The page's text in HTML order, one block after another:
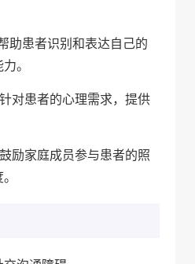
助患者识别和表达自己的
。
对患者的心理需求，提供
励家庭成员参与患者的照